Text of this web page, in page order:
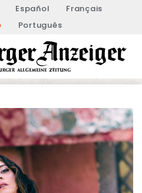
Español
Français
Português